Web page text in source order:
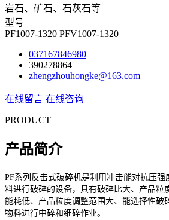
岩石、矿石、石灰石等
型号
PF1007-1320 PFV1007-1320
037167846980
390278864
zhengzhouhongke@163.com
在线留言 在线咨询
PRODUCT
产品简介
PF系列反击式破碎机是利用冲击能对抗压强
料进行破碎的设备，具有破碎比大、产品粒
能耗低、产品粒度调整范围大、能选择性破
物料进行中碎和细碎作业。